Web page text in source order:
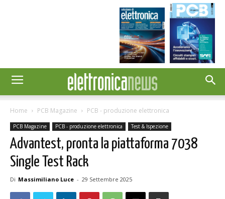
Home PCB Magazine PCB - produzione elettronica
PCB Magazine PCB - produzione elettronica Test & Ispezione
Advantest, pronta la piattaforma 7038
Single Test Rack
Di Massimiliano Luce - 29 Settembre 2025